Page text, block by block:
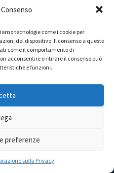
tecnologie come i cookie per
del dispositivo. Il consenso a queste
come il comportamento di
acconsentire o ritirare il consenso può
e funzioni.
preferenze
sulla Privacy
contenuti ed i diritti sono riservati, è
è subordinato all’accettazione dei
GRATUITO